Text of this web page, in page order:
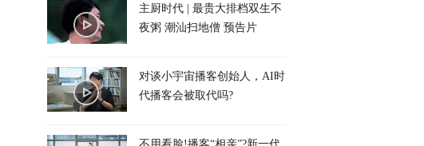
主厨时代 | 最贵大排档双生不
夜粥 潮汕扫地僧 预告片
对谈小宇宙播客创始人，AI时
代播客会被取代吗?